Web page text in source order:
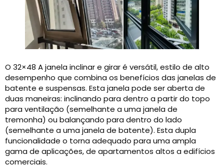
O 32×48 A janela inclinar e girar é versátil, estilo de alto
desempenho que combina os benefícios das janelas de
batente e suspensas. Esta janela pode ser aberta de
duas maneiras: inclinando para dentro a partir do topo
para ventilação (semelhante a uma janela de
tremonha) ou balançando para dentro do lado
(semelhante a uma janela de batente). Esta dupla
funcionalidade o torna adequado para uma ampla
gama de aplicações, de apartamentos altos a edifícios
comerciais.